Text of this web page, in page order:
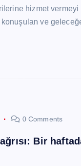
hizmet vermeyi
konuşulan ve
0 Comments
Bir